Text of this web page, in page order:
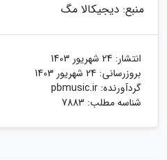
منبع: دیجیکالا مگ
انتشار: 24 شهریور 1403
بروزرسانی: 24 شهریور 1403
گردآورنده: pbmusic.ir
شناسه مطلب: 7883